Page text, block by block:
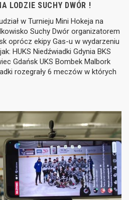
LODZIE SUCHY DWÓR !
w Turnieju Mini Hokeja na
Suchy Dwór organizatorem
oprócz ekipy Gas-u w wydarzeniu
HUKS Niedźwiadki Gdynia BKS
Gdańsk UKS Bombek Malbork
rozegrały 6 meczów w których